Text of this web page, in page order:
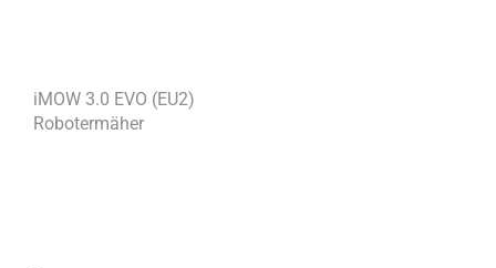
iMOW 3.0 EVO (EU2)
Robotermäher